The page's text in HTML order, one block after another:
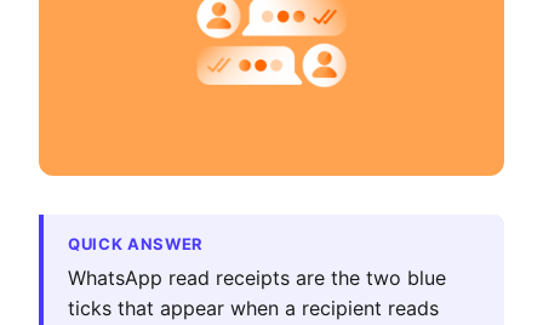
QUICK ANSWER
WhatsApp read receipts are the two blue
ticks that appear when a recipient reads